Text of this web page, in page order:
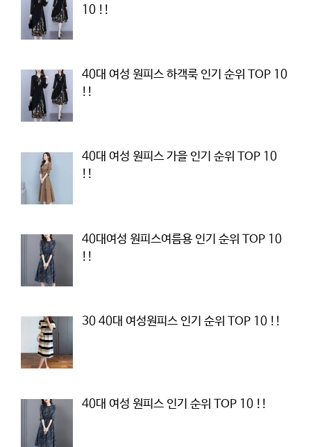
10 !!
40대 여성 원피스 하객룩 인기 순위 TOP 10
!!
40대 여성 원피스 가을 인기 순위 TOP 10
!!
40대여성 원피스여름용 인기 순위 TOP 10
!!
30 40대 여성원피스 인기 순위 TOP 10 !!
40대 여성 원피스 인기 순위 TOP 10 !!